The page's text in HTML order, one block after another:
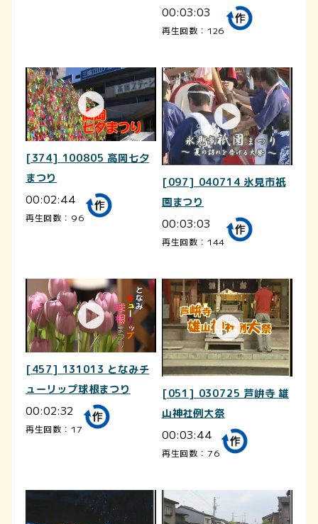
00:03:03
再生回数：126
[374] 100805 高岡七夕
まつり
00:02:44
再生回数：96
[097] 040714 氷見市祇
園まつり
00:03:03
再生回数：144
[457] 131013 となみチ
ューリップ球根まつり
00:02:32
再生回数：17
[051] 030725 芦峅寺 雄
山神社例大祭
00:03:44
再生回数：76